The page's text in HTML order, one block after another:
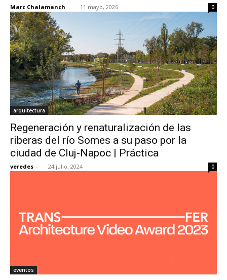
Marc Chalamanch - 11 mayo, 2026 0
arquitectura
Regeneración y renaturalización de las
riberas del río Somes a su paso por la
ciudad de Cluj-Napoc | Práctica
veredes - 24 julio, 2024 0
eventos